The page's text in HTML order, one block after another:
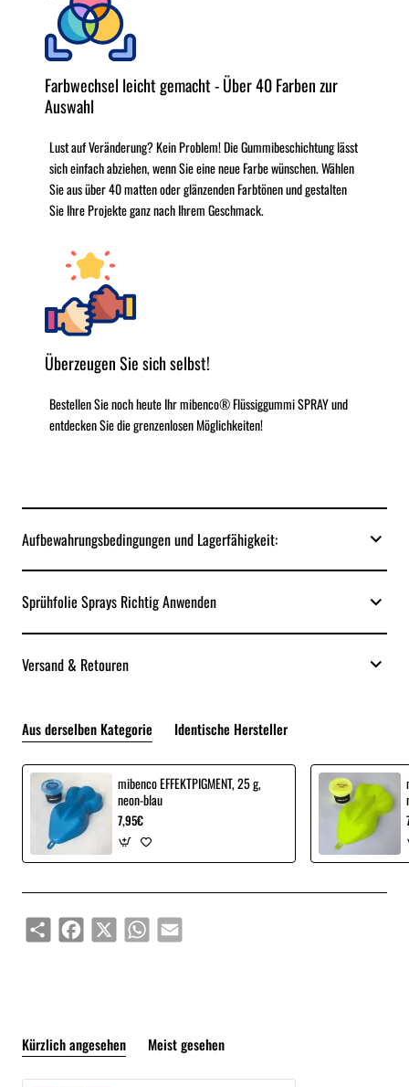
Farbwechsel leicht gemacht - Über 40 Farben zur
Auswahl
Lust auf Veränderung? Kein Problem! Die Gummibeschichtung lässt
sich einfach abziehen, wenn Sie eine neue Farbe wünschen. Wählen
Sie aus über 40 matten oder glänzenden Farbtönen und gestalten
Sie Ihre Projekte ganz nach Ihrem Geschmack.
Überzeugen Sie sich selbst!
Bestellen Sie noch heute Ihr mibenco® Flüssiggummi SPRAY und
entdecken Sie die grenzenlosen Möglichkeiten!
Aufbewahrungsbedingungen und Lagerfähigkeit:
Sprühfolie Sprays Richtig Anwenden
Versand & Retouren
Aus derselben Kategorie Identische Hersteller
mibenco EFFEKTPIGMENT, 25 g,
neon-blau
7,95€
ShareFacebook
X WhatsAppEmail
Kürzlich angesehen Meist gesehen